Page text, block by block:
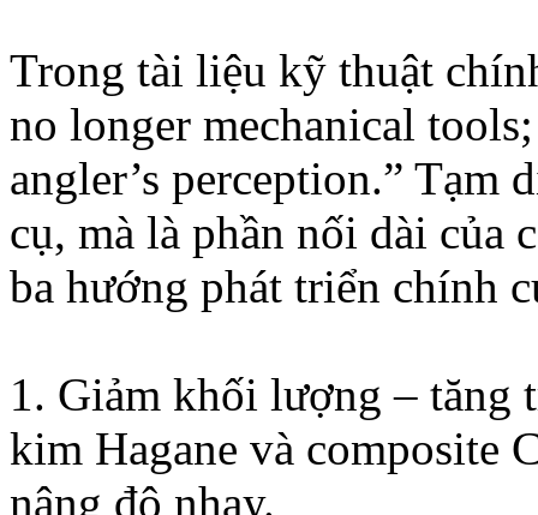
Trong tài liệu kỹ thuật
no longer mechanical
angler’s perception.” Tạm
cụ, mà là phần nối dài của
ba hướng phát triển chính
1. Giảm khối lượng – tăng
kim Hagane và composite
nâng độ nhạy.